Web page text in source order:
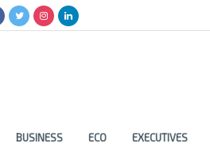
BUSINESS ECO EXECUTIVES